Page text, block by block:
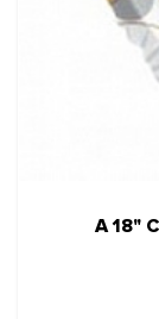
А 18"